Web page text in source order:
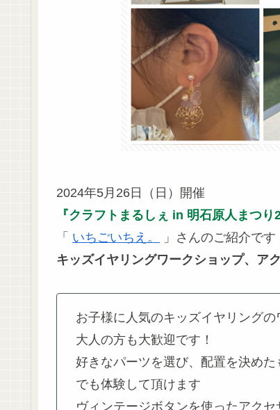
2024年5月26日（日）開催
『クラフトまるしぇ in 明石原人まつり
「 いちごいちえ。
」さんのご紹介です
キッズイヤリングワークショップ、ア
お子様に人気のキッズイヤリング
大人の方も大歓迎です！
好きなパーツを選び、配置を決め
でも体験して頂けます
ヴィンテージボタンを使ったアク